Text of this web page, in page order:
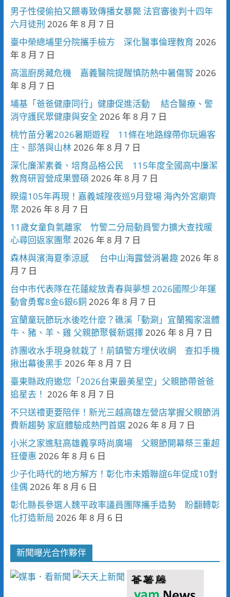
男子性侵偷拍又餵毒致傳播女暴斃 法官審後判十四年
六月徒刑 2026 年 8 月 7 日
臺中榮總埔里分院攜手檢方 深化醫事倫理教育 2026
年 8 月 7 日
高溫廚房藏危機 嘉義醫院提醒慎防熱中暑傷腎 2026
年 8 月 7 日
埔基「爸爸健康同行」健康促進活動 結合醫療、警
消守護民眾健康與安全 2026 年 8 月 7 日
桃竹苗分署2026暑期遊程 11條在地路線帶你玩遍客
庄、部落與山林2026 年 8 月 7 日
深化廉潔素養、培育品格公民 115年度全國高中廉潔
教育研習營成果豐碩 2026 年 8 月 7 日
睽違105年再現！嘉義城隍夜巡9月登場 海內外宮廟齊
聚 2026 年 8 月 7 日
11歲女童負氣離家 竹警二分局動員警力擴大查找暖
心尋回返家團聚 2026 年 8 月 7 日
森林與濱海夏季涼感 台中山海露營消暑趣2026 年 8
月 7 日
台中市代表隊在花蓮綻放青春與夢想 2026國際少年運
動會勇奪8金6銀6銅 2026 年 8 月 7 日
宜蘭童玩節玩水後吃什麼？礁溪「動涮」宜蘭獨家溫體
牛、豬、羊、雞 父親節聚餐新選擇2026 年 8 月 7 日
詐團收水手現身就栽了！前鎮警方埋伏收網 查扣手機
揪出幕後黑手2026 年 8 月 7 日
臺東縣政府邀您「2026台東最美星空」父親節帶爸爸
追星去！ 2026 年 8 月 7 日
不只送禮更要陪伴！新光三越高雄左營店掌握父親節消
費新趨勢 家庭體驗成熱門首選2026 年 8 月 7 日
小米之家進駐高雄義享時尚廣場 父親節開幕祭三重超
狂優惠 2026 年 8 月 6 日
少子化時代的地方解方！彰化市未婚聯誼6年促成10對
佳偶 2026 年 8 月 6 日
彰化縣長參選人魏平政率議員團隊攜手造勢 盼翻轉彰
化打造新局 2026 年 8 月 6 日
新聞曝光合作夥伴